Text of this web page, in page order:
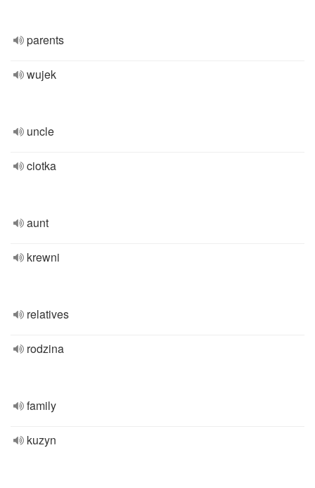
parents
wujek
uncle
ciotka
aunt
krewni
relatives
rodzina
family
kuzyn